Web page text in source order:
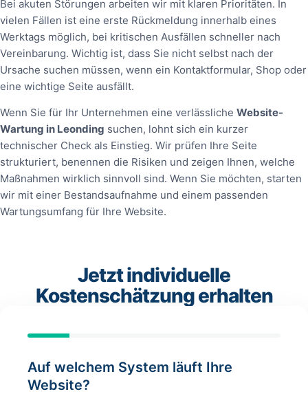
Bei akuten Störungen arbeiten wir mit klaren Prioritäten. In
vielen Fällen ist eine erste Rückmeldung innerhalb eines
Werktags möglich, bei kritischen Ausfällen schneller nach
Vereinbarung. Wichtig ist, dass Sie nicht selbst nach der
Ursache suchen müssen, wenn ein Kontaktformular, Shop oder
eine wichtige Seite ausfällt.
Wenn Sie für Ihr Unternehmen eine verlässliche Website-
Wartung in Leonding suchen, lohnt sich ein kurzer
technischer Check als Einstieg. Wir prüfen Ihre Seite
strukturiert, benennen die Risiken und zeigen Ihnen, welche
Maßnahmen wirklich sinnvoll sind. Wenn Sie möchten, starten
wir mit einer Bestandsaufnahme und einem passenden
Wartungsumfang für Ihre Website.
Jetzt individuelle
Kostenschätzung erhalten
Auf welchem System läuft Ihre
Website?